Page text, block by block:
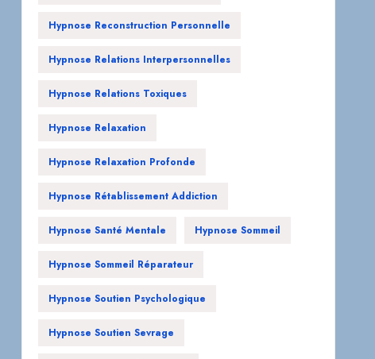
Hypnose Reconstruction Personnelle
Hypnose Relations Interpersonnelles
Hypnose Relations Toxiques
Hypnose Relaxation
Hypnose Relaxation Profonde
Hypnose Rétablissement Addiction
Hypnose Santé Mentale Hypnose Sommeil
Hypnose Sommeil Réparateur
Hypnose Soutien Psychologique
Hypnose Soutien Sevrage